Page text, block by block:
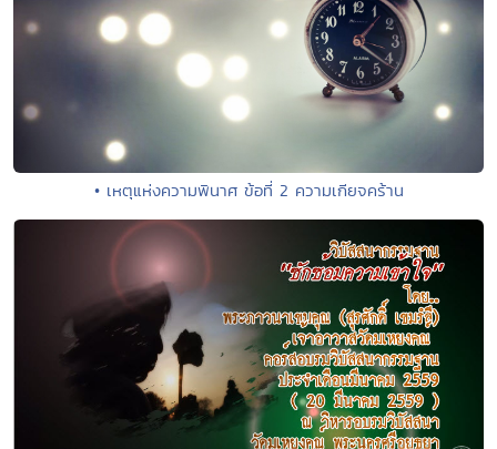
• เหตุแห่งความพินาศ ข้อที่ 2 ความเกียจคร้าน